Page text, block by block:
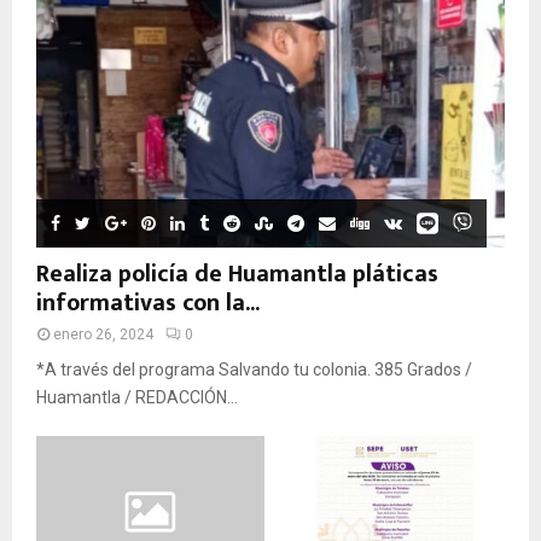
Realiza policía de Huamantla pláticas
informativas con la...
enero 26, 2024 0
*A través del programa Salvando tu colonia. 385 Grados /
Huamantla / REDACCIÓN...